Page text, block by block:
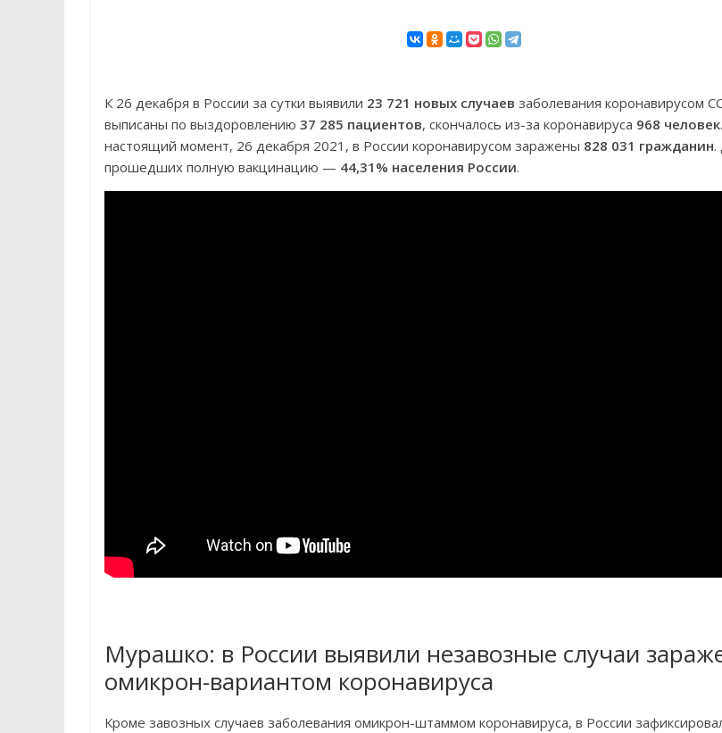
К 26 декабря в России за сутки выявили 23 721 новых случаев заболевания коронавирусом
выписаны по выздоровлению 37 285 пациентов, скончалось из-за коронавируса 968 человек
настоящий момент, 26 декабря 2021, в России коронавирусом заражены 828 031 гражданин.
прошедших полную вакцинацию — 44,31% населения России.
Мурашко: в России выявили незавозные случаи
омикрон-вариантом коронавируса
Кроме завозных случаев заболевания омикрон-штаммом коронавируса, в России